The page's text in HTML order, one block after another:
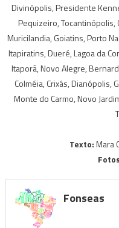
Divinópolis, Presidente
Pequizeiro, Tocantinópolis,
Muricilandia, Goiatins, Porto
Itapiratins, Dueré, Lagoa da
Itaporã, Novo Alegre,
Colméia, Crixás, Dianópolis,
Monte do Carmo, Novo
Texto:Mara
Fonseas